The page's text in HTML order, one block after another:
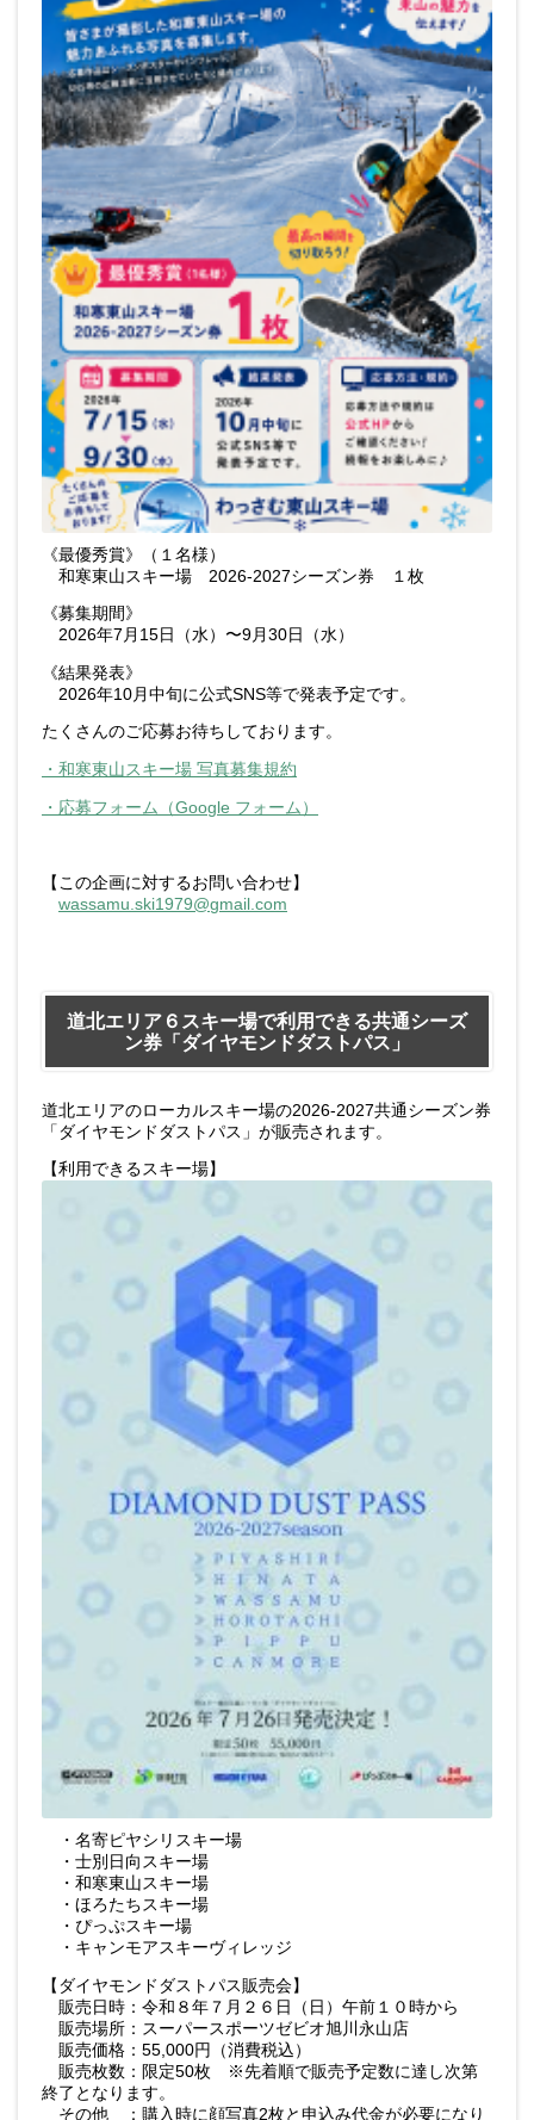
《最優秀賞》（１名様）
和寒東山スキー場 2026-2027シーズン券 １枚
《募集期間》
2026年7月15日（水）〜9月30日（水）
《結果発表》
2026年10月中旬に公式SNS等で発表予定です。
たくさんのご応募お待ちしております。
・和寒東山スキー場 写真募集規約
・応募フォーム（Google フォーム）
【この企画に対するお問い合わせ】
wassamu.ski1979@gmail.com
道北エリア６スキー場で利用できる共通シーズ
ン券「ダイヤモンドダストパス」
道北エリアのローカルスキー場の2026-2027共通シーズン券
「ダイヤモンドダストパス」が販売されます。
【利用できるスキー場】
・名寄ピヤシリスキー場
・士別日向スキー場
・和寒東山スキー場
・ほろたちスキー場
・ぴっぷスキー場
・キャンモアスキーヴィレッジ
【ダイヤモンドダストパス販売会】
販売日時：令和８年７月２６日（日）午前１０時から
販売場所：スーパースポーツゼビオ旭川永山店
販売価格：55,000円（消費税込）
販売枚数：限定50枚 ※先着順で販売予定数に達し次第
終了となります。
その他 ：購入時に顔写真2枚と申込み代金が必要になり